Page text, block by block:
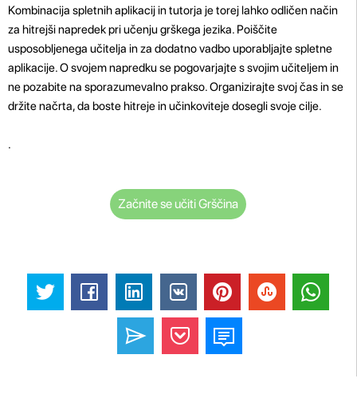
Kombinacija spletnih aplikacij in tutorja je torej lahko odličen način
za hitrejši napredek pri učenju grškega jezika. Poiščite
usposobljenega učitelja in za dodatno vadbo uporabljajte spletne
aplikacije. O svojem napredku se pogovarjajte s svojim učiteljem in
ne pozabite na sporazumevalno prakso. Organizirajte svoj čas in se
držite načrta, da boste hitreje in učinkoviteje dosegli svoje cilje.
.
Začnite se učiti Grščina